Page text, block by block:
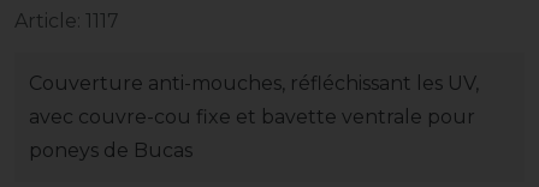
Article: 1117
Couverture anti-mouches, réfléchissant les UV,
avec couvre-cou fixe et bavette ventrale pour
poneys de Bucas